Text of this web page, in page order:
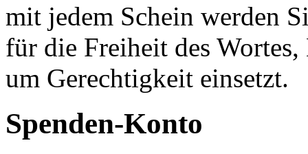
mit jedem Schein werden
für die Freiheit des
um Gerechtigkeit einsetzt.
Spenden-Konto